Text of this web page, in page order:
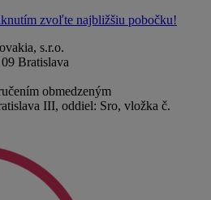
zvoľte najbližšiu pobočku!
s.r.o.
Bratislava
obmedzeným
III, oddiel: Sro, vložka č.